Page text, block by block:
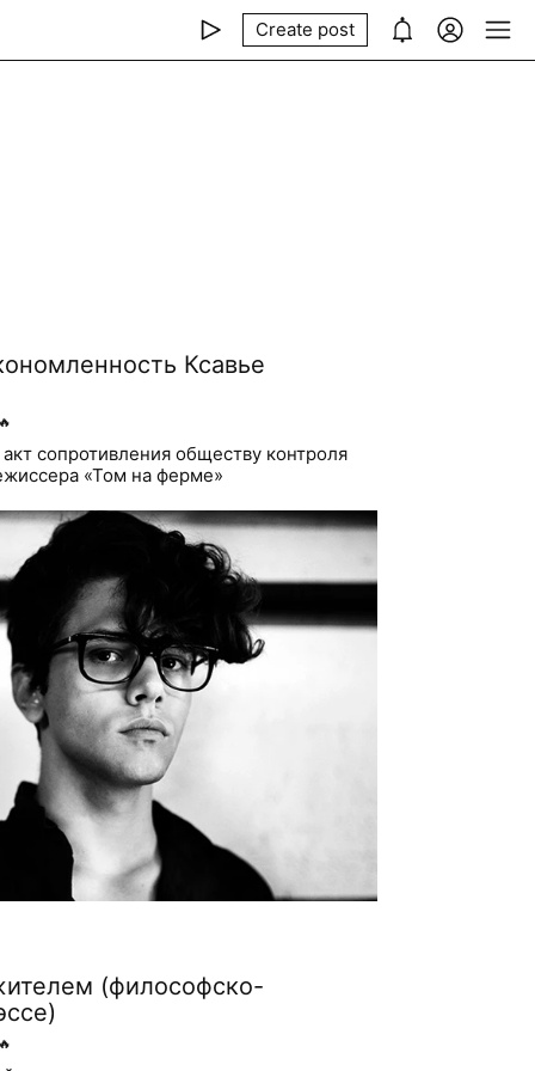
Create post
Ксавье
сопротивления обществу контроля
«Том на ферме»
(философско-